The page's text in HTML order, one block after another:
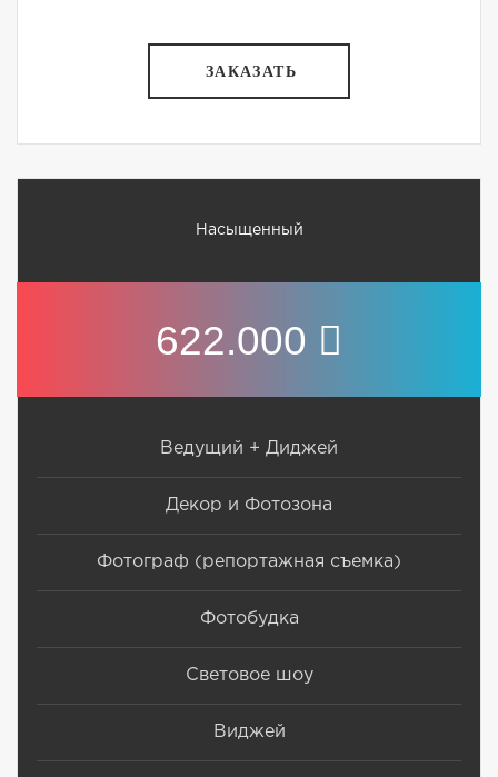
ЗАКАЗАТЬ
Насыщенный
622.000
Ведущий + Диджей
Декор и Фотозона
Фотограф (репортажная съемка)
Фотобудка
Световое шоу
Виджей